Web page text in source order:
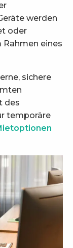
werden
oder
Rahmen eines
sichere
des
temporäre